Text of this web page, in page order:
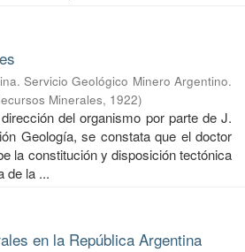
Servicio Geológico Minero Argentino.
Minerales, 1922)
del organismo por parte de J.
Geología, se constata que el doctor
la constitución y disposición tectónica
de la ...
en la República Argentina